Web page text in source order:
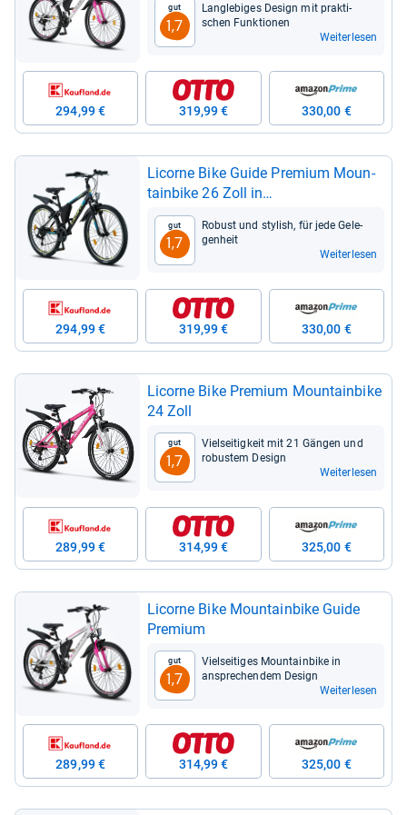
Gut
1,7
Lang­le­bi­ges Design mit prak­ti­
schen Funk­tio­nen
Weiterlesen
294,99 € 319,99 € 330,00 €
Licorne Bike Guide Pre­mium Moun­
tain­bike 26 Zoll in
Schwarz/Blau/Lime
Gut
1,7
Robust und sty­lish, für jede Gele­
gen­heit
Weiterlesen
294,99 € 319,99 € 330,00 €
Licorne Bike Pre­mium Moun­tain­bike
24 Zoll
Gut
1,7
Viel­sei­tig­keit mit 21 Gän­gen und
robus­tem Design
Weiterlesen
289,99 € 314,99 € 325,00 €
Licorne Bike Moun­tain­bike Guide
Pre­mium
Gut
1,7
Viel­sei­ti­ges Moun­tain­bike in
anspre­chen­dem Design
Weiterlesen
289,99 € 314,99 € 325,00 €